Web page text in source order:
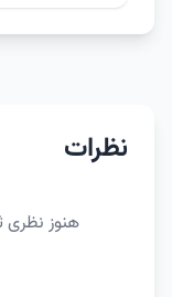
نظرات
هنوز